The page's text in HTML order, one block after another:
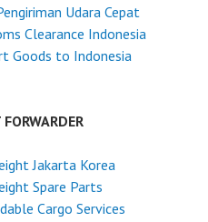
Udara Cepat
Clearance Indonesia
Goods to Indonesia
Jakarta Korea
Spare Parts
Cargo Services